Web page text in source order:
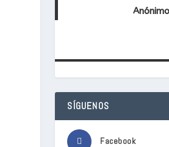
Anónimo
SÍGUENOS
Facebook